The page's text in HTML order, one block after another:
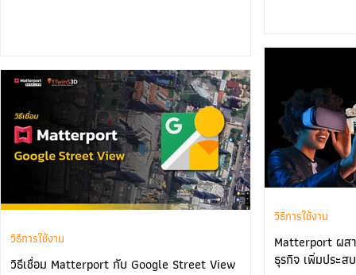
วิธีเชื่อม Matterport กับ Google Street View
วิธีการใช้งาน
Matterport ผส
ธุรกิจ เพิ่มประ
วิธีการใช้งาน